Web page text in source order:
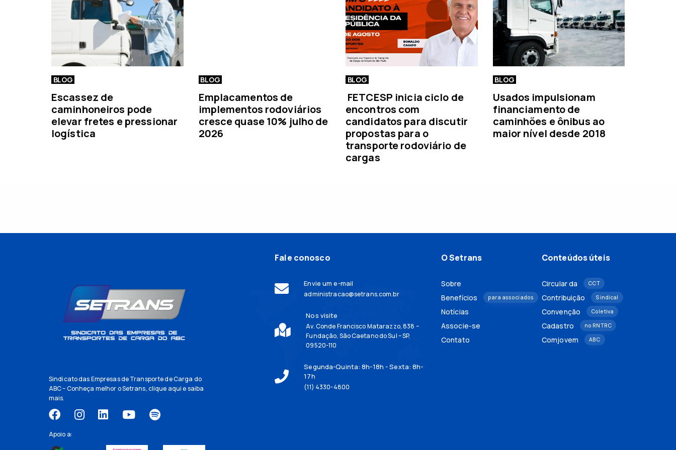
a
BLOG
Escassez de
caminhoneiros pode
elevar fretes e pressionar
logística
BLOG
Emplacamentos de
implementos rodoviários
cresce quase 10% julho de
2026
BLOG
FETCESP inicia ciclo de
encontros com
candidatos para discutir
propostas para o
transporte rodoviário de
cargas
BLOG
Usados impulsionam
financiamento de
caminhões e ônibus ao
maior nível desde 2018
Sindicato das Empresas de Transporte de Carga do
ABC – Conheça melhor o Setrans,clique aquie saiba
mais.
Apoio a:
Fale conosco
Envie um e-mail
administracao@setrans.com.br
Nos visite
Av. Conde Francisco Matarazzo, 838 –
Fundação, São Caetano do Sul – SP,
09520-110
Segunda-Quinta: 8h-18h - Sexta: 8h-
17h
(11) 4330-4800
O Setrans
Sobre
Benefícios
para associados
Notícias
Associe-se
Contato
Conteúdos úteis
Circular da CCT
Contribuição Sindical
Convenção Coletiva
Cadastro no RNTRC
Comjovem ABC